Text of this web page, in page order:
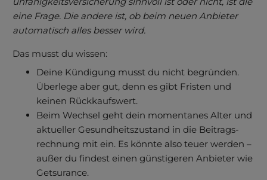
eine Frage. Die andere ist, ob beim neuen Anbieter
automatisch alles besser wird.
Das musst du wissen:
Deine Kündigung musst du nicht begründen.
Überlege aber gut, denn es gibt Fristen und
keinen Rückkaufs­wert.
Beim Wechsel geht dein momentanes Alter und
aktueller Gesundheits­zustand in die Beitrags­
rechnung mit ein. Es könnte also teuer werden –
außer du fin­dest einen gün­stigeren An­bieter wie
Get­surance.